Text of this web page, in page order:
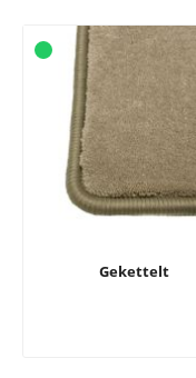
Gekettelt